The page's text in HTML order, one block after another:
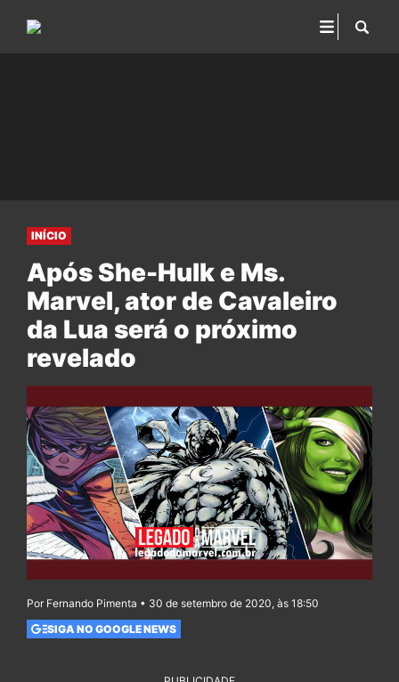
INÍCIO
Após She-Hulk e Ms.
Marvel, ator de Cavaleiro
da Lua será o próximo
revelado
Por Fernando Pimenta • 30 de setembro de 2020, às 18:50
SIGA NO GOOGLE NEWS